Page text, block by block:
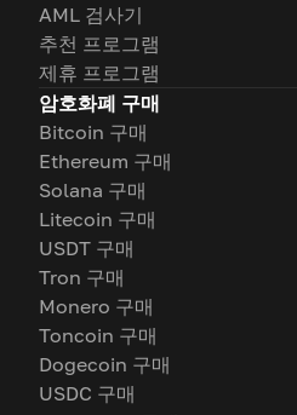
AML 검사기
추천 프로그램
제휴 프로그램
암호화폐 구매
Bitcoin 구매
Ethereum 구매
Solana 구매
Litecoin 구매
USDT 구매
Tron 구매
Monero 구매
Toncoin 구매
Dogecoin 구매
USDC 구매